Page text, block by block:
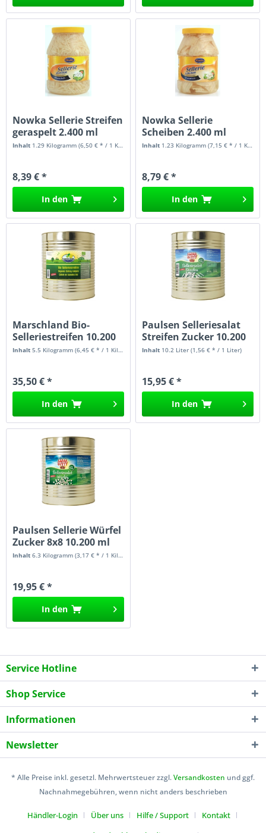
Nowka Sellerie Streifen
geraspelt 2.400 ml
Inhalt 1.29 Kilogramm(6,50 € * / 1 Kilogramm)
8,39 € *
In den
Nowka Sellerie
Scheiben 2.400 ml
Inhalt 1.23 Kilogramm(7,15 € * / 1 Kilogramm)
8,79 € *
In den
Marschland Bio-
Selleriestreifen 10.200
ml
Inhalt5.5 Kilogramm(6,45 € * / 1 Kilogramm)
35,50 € *
In den
Paulsen Selleriesalat
Streifen Zucker 10.200
ml
Inhalt 10.2 Liter(1,56 € * / 1 Liter)
15,95 € *
In den
Paulsen Sellerie Würfel
Zucker 8x8 10.200 ml
Inhalt6.3 Kilogramm(3,17 € * / 1 Kilogramm)
19,95 € *
In den
Service Hotline
Shop Service
Informationen
Newsletter
* Alle Preise inkl. gesetzl. Mehrwertsteuer zzgl.Versandkosten und ggf.
Nachnahmegebühren, wenn nicht anders beschrieben
Händler-Login Über uns Hilfe / Support
Kontakt